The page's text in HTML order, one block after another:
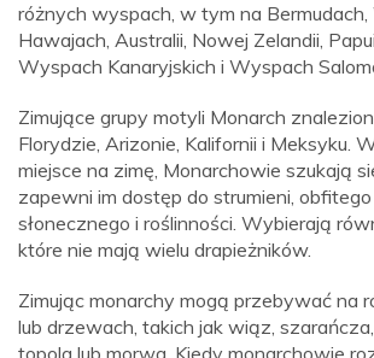
różnych wyspach, w tym na
Hawajach, Australii, Nowej Zelandii,
Wyspach Kanaryjskich i Wyspach
Zimujące grupy motyli Monarch
Florydzie, Arizonie, Kalifornii i Meksyku.
miejsce na zimę, Monarchowie szukają
zapewni im dostęp do strumieni,
słonecznego i roślinności. Wybierają
które nie mają wielu drapieżników.
Zimując monarchy mogą przebywać na
lub drzewach, takich jak wiąz,
topola lub morwa. Kiedy monarchowie